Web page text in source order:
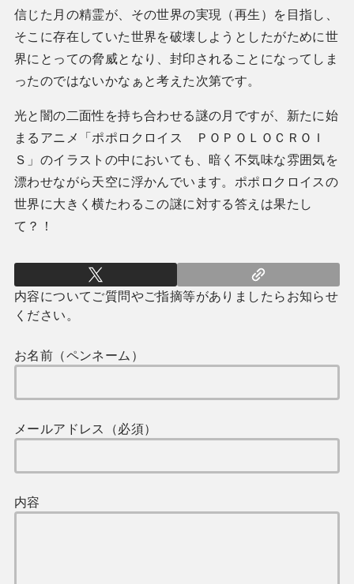
信じた月の精霊が、その世界の実現（再生）を目指し、
そこに存在していた世界を破壊しようとしたがために世
界にとっての脅威となり、封印されることになってしま
ったのではないかなぁと考えた次第です。
光と闇の二面性を持ち合わせる謎の月ですが、新たに始
まるアニメ「ポポロクロイス ＰＯＰＯＬＯＣＲＯＩ
Ｓ」のイラストの中においても、暗く不気味な雰囲気を
漂わせながら天空に浮かんでいます。ポポロクロイスの
世界に大きく横たわるこの謎に対する答えは果たし
て？！
内容についてご質問やご指摘等がありましたらお知らせ
ください。
お名前（ペンネーム）
メールアドレス（必須）
内容